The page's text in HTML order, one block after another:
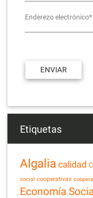
Enderezo electrónico*
Etiquetas
Algalia calidad
social cooperativas
Economía